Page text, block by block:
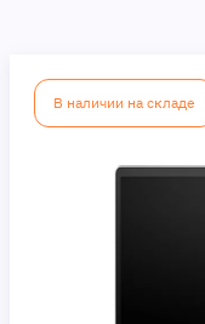
В наличии на складе